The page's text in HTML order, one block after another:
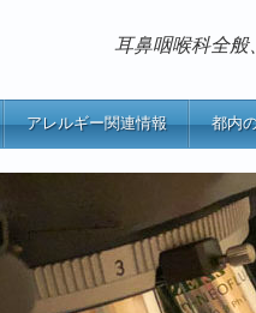
耳鼻咽喉科全般
アレルギー関連情報 都内